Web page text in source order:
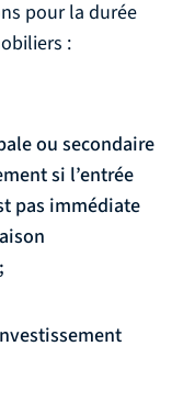
pour la durée
:
ou secondaire
si l’entrée
pas immédiate